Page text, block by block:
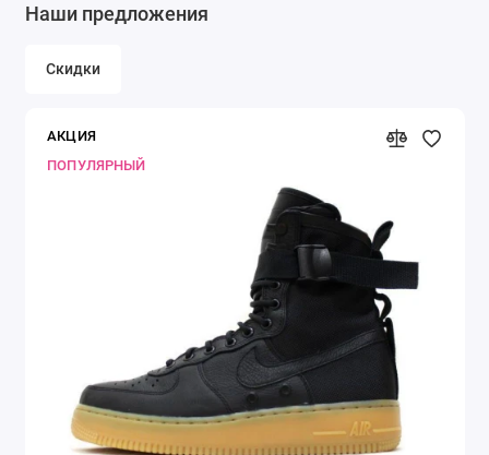
Наши предложения
Скидки
АКЦИЯ
ПОПУЛЯРНЫЙ